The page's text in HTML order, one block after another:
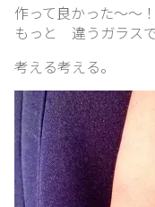
作って良かった〜〜
もっと 違うガラス
考える考える。